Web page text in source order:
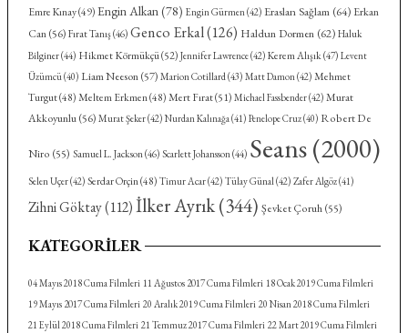
Emre Kınay(49) Engin Alkan(78) Engin Gürmen(42) Eraslan Sağlam(64) Erkan
Can(56) Fırat Tanış(46) Genco Erkal(126) Haldun Dormen(62) Haluk
Bilginer(44) Hikmet Körmükçü(52) Jennifer Lawrence(42) Kerem Alışık(47) Levent
Üzümcü(40) Liam Neeson(57) Marion Cotillard(43) Matt Damon(42) Mehmet
Turgut(48) Meltem Erkmen(48) Mert Fırat(51) Michael Fassbender(42) Murat
Akkoyunlu(56) Murat Şeker(42) Nurdan Kalınağa(41) Penelope Cruz(40) Robert De
Niro (55) Samuel L. Jackson(46) Scarlett Johansson(44) Seans(2000)
Selen Uçer(42) Serdar Orçin(48) Timur Acar(42) Tülay Günal(42) Zafer Algöz(41)
Zihni Göktay(112)İlker Ayrık(344) Şevket Çoruh(55)
KATEGORILER
04 Mayıs 2018 Cuma Filmleri 11 Ağustos 2017 Cuma Filmleri 18 Ocak 2019 Cuma Filmleri
19 Mayıs 2017 Cuma Filmleri 20 Aralık 2019 Cuma Filmleri 20 Nisan 2018 Cuma Filmleri
21 Eylül 2018 Cuma Filmleri 21 Temmuz 2017 Cuma Filmleri 22 Mart 2019 Cuma Filmleri